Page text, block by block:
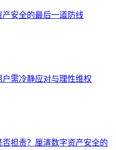
安全的最后一道防线
需冷静应对与理性维权
担责？厘清数字资产安全的